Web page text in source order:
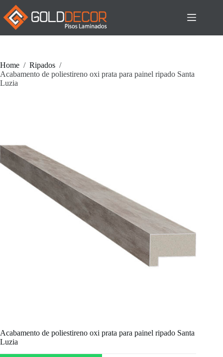
Pular
para
conteúdo
Home / Ripados /
Acabamento de poliestireno oxi prata para painel ripado Santa
Luzia
Acabamento de poliestireno oxi prata para painel ripado Santa
Luzia